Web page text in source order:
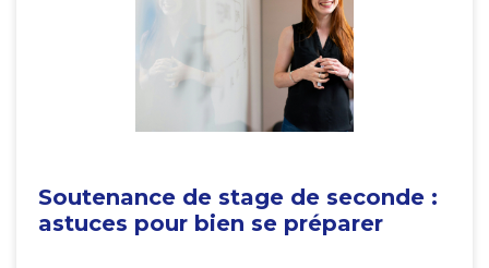
Soutenance de stage de seconde :
astuces pour bien se préparer